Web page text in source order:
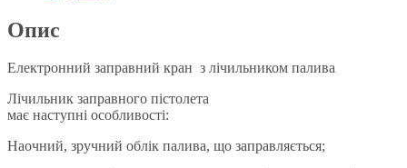
Опис
Електронний заправний кран з лічильником палива
Лічильник заправного пістолета
має наступні особливості:
Наочний, зручний облік палива, що заправляється;